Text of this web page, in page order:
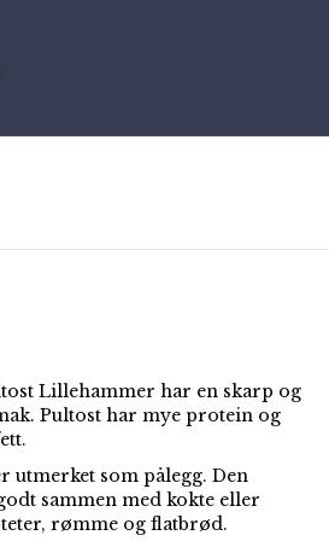
Lillehammer har en skarp og
Pultost har mye protein og
utmerket som pålegg. Den
sammen med kokte eller
rømme og flatbrød.